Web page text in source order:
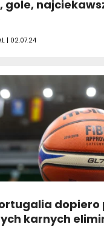
gole,
| 02.07.24
dopiero
karnych